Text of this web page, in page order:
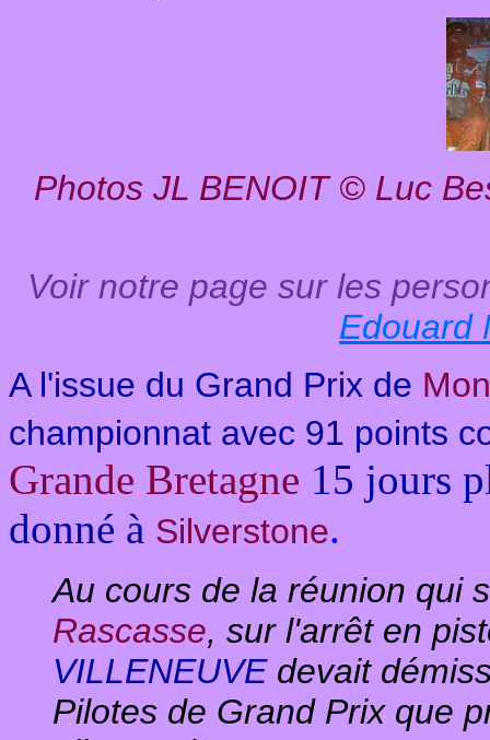
Photos JL BENOIT © Luc
Voir notre page sur les
Edouard
A l'issue du Grand Prix de
championnat avec 91 points
Grande Bretagne 15 jours
donné à Silverstone.
Au cours de la réunion qui
Rascasse, sur l'arrêt en
VILLENEUVEdevait
Pilotes de Grand Prix que